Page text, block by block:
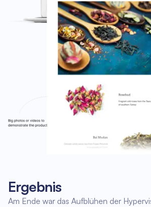
Ergebnis
Am Ende war das Aufblühen der